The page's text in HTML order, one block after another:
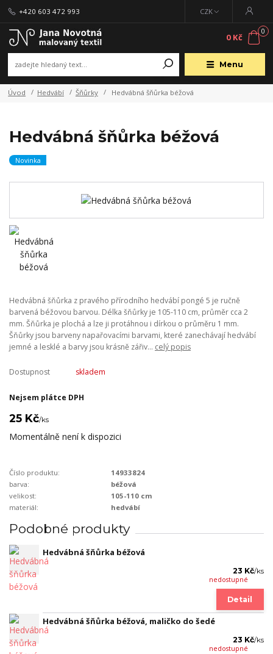
Menu
CZK
+420 603 472 993
0
0 Kč
Úvod Hedvábí Šňůrky Hedvábná šňůrka béžová
Hedvábná šňůrka béžová
Novinka
Hedvábná šňůrka z pravého přírodního hedvábí pongé 5 je ručně
barvená béžovou barvou. Délka šňůrky je 105-110 cm, průměr cca 2
mm. Šňůrka je plochá a lze ji protáhnou i dírkou o průměru 1 mm.
Šňůrky jsou barveny napařovacími barvami, které zanechávají hedvábí
jemné a lesklé a barvy jsou krásně zářiv... celý popis
Dostupnost skladem
Nejsem plátce DPH
25 Kč/ks
Momentálně není k dispozici
Číslo produktu:
14933824
barva:
béžová
velikost:
105-110 cm
materiál:
hedvábí
Podobné produkty
Hedvábná šňůrka béžová
23 Kč/ks
nedostupné
Detail
Hedvábná šňůrka béžová, maličko do šedé
23 Kč/ks
nedostupné